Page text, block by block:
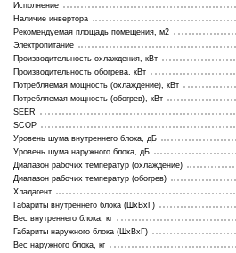
Исполнение
Наличие инвертора
Рекомендуемая площадь помещения, м2
Электропитание
Производительность охлаждения, кВт
Производительность обогрева, кВт
Потребляемая мощность (охлаждение), кВт
Потребляемая мощность (обогрев), кВт
SEER
SCOP
Уровень шума внутреннего блока, дБ
Уровень шума наружного блока, дБ
Диапазон рабочих температур (охлаждение)
Диапазон рабочих температур (обогрев)
Хладагент
Габариты внутреннего блока (ШхВхГ)
Вес внутреннего блока, кг
Габариты наружного блока (ШхВхГ)
Вес наружного блока, кг